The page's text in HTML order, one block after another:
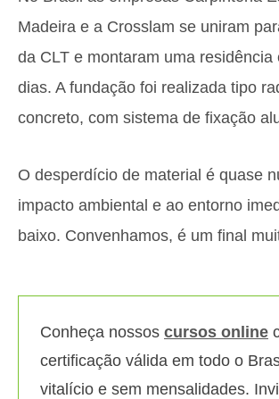
Madeira e a Crosslam se uniram
da CLT e montaram uma residência
dias. A fundação foi realizada tipo
concreto, com sistema de fixação
O desperdício de material é quase
impacto ambiental e ao entorno
baixo. Convenhamos, é um final
Conheça nossos cursos online
certificação válida em todo o
vitalício e sem mensalidades.